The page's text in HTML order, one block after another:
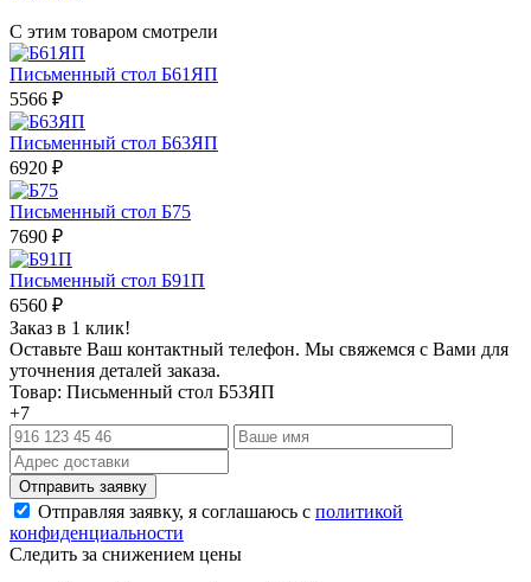
С этим товаром смотрели
Письменный стол Б61ЯП
5566 ₽
Письменный стол Б63ЯП
6920 ₽
Письменный стол Б75
7690 ₽
Письменный стол Б91П
6560 ₽
Заказ в 1 клик!
Оставьте Ваш контактный телефон. Мы свяжемся с Вами для
уточнения деталей заказа.
Товар: Письменный стол Б53ЯП
+7
Отправляя заявку, я соглашаюсь с политикой
конфиденциальности
Следить за снижением цены